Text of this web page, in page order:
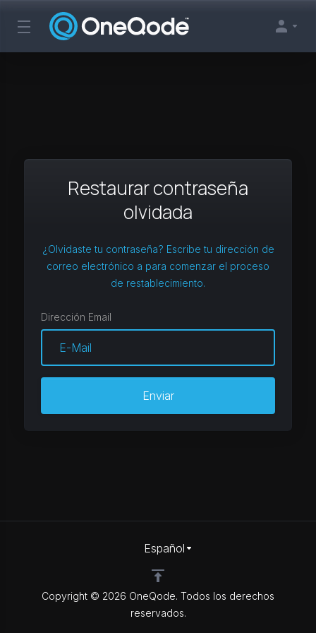
Restaurar contraseña
olvidada
¿Olvidaste tu contraseña? Escribe tu dirección de
correo electrónico a para comenzar el proceso
de restablecimiento.
Dirección Email
Enviar
Copyright © 2026 OneQode. Todos los derechos
reservados.
Español